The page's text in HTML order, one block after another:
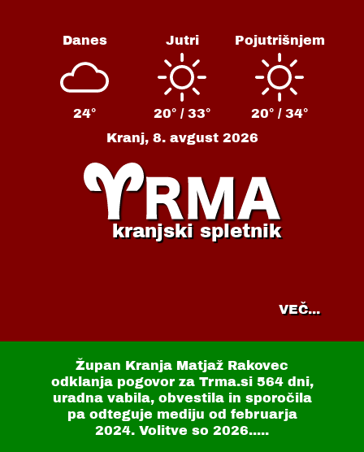
Danes
24°
Jutri
20° / 33°
Pojutrišnjem
20° / 34°
Kranj, 8. avgust 2026
kranjski spletnik
VEČ...
Župan Kranja Matjaž Rakovec
odklanja pogovor za Trma.si 564 dni,
uradna vabila, obvestila in sporočila
pa odteguje mediju od februarja
2024. Volitve so 2026.....